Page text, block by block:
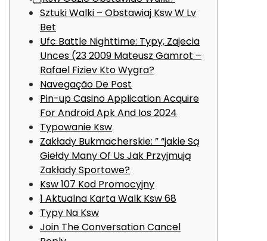
Sztuki Walki – Obstawiaj Ksw W Lv
Bet
Ufc Battle Nighttime: Typy, Zajecia
Unces (23 2009 Mateusz Gamrot –
Rafael Fiziev Kto Wygra?
Navegação De Post
Pin-up Casino Application Acquire
For Android Apk And Ios 2024
Typowanie Ksw
Zakłady Bukmacherskie: ” “jakie Są
Giełdy Many Of Us Jak Przyjmują
Zakłady Sportowe?
Ksw 107 Kod Promocyjny
1 Aktualna Karta Walk Ksw 68
Typy Na Ksw
Join The Conversation Cancel